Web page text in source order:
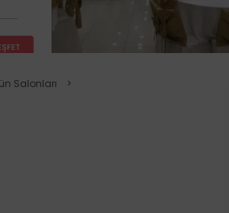
Salonları
>